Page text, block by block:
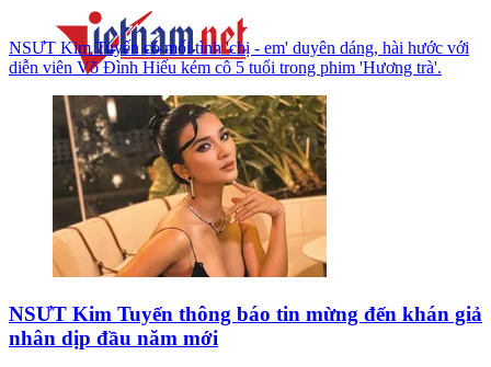
NSƯT Kim Tuyến có mối tình 'chị - em' duyên dáng, hài hước với
diễn viên Võ Đình Hiếu kém cô 5 tuổi trong phim 'Hương trà'.
NSƯT Kim Tuyến thông báo tin mừng đến khán giả
nhân dịp đầu năm mới